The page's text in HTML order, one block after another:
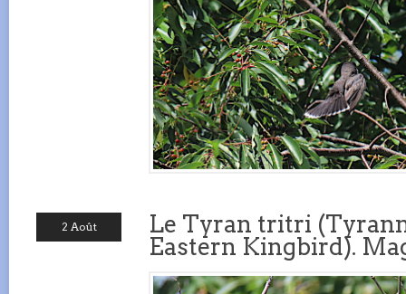
2 Août
Le Tyran tritri
Eastern Kingbird).